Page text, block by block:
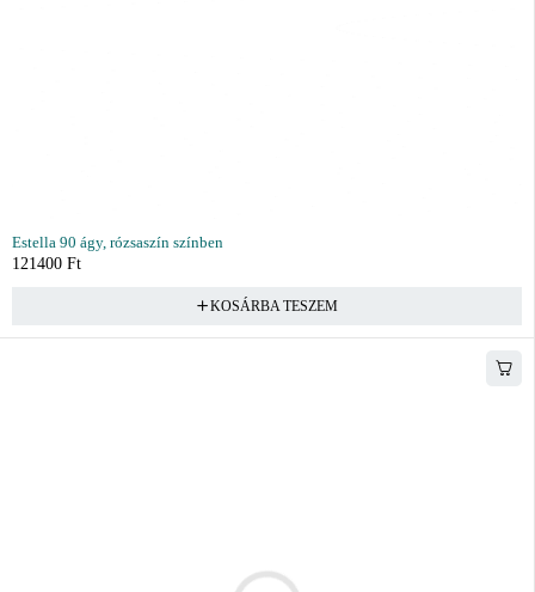
Estella 90 ágy, rózsaszín színben
121400 Ft
KOSÁRBA TESZEM